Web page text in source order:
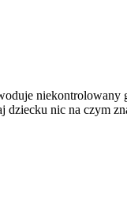
niekontrolowany
nic na czym